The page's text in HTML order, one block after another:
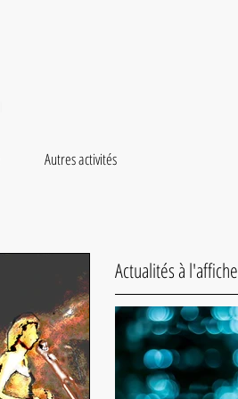
Autres activités
Actualités à l'affiche